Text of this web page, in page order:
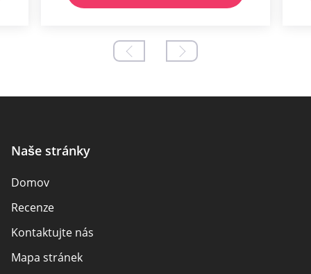
Naše stránky
Domov
Recenze
Kontaktujte nás
Mapa stránek